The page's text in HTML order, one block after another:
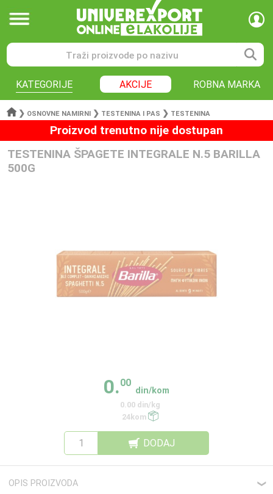
KATEGORIJE AKCIJE ROBNA MARKA
❯ OSNOVNE NAMIRNI ❯ TESTENINA I PAS ❯ TESTENINA
Proizvod trenutno nije dostupan
TESTENINA ŠPAGETE INTEGRALE N.5 BARILLA
500G
0.00
din/kom
0.00 din/kg
24kom
DODAJ
OPIS PROIZVODA ❮